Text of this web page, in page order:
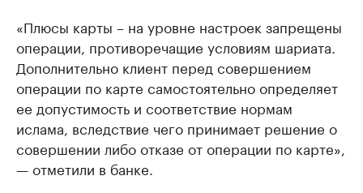
«Плюсы карты – на уровне настроек запрещены
операции, противоречащие условиям шариата.
Дополнительно клиент перед совершением
операции по карте самостоятельно определяет
ее допустимость и соответствие нормам
ислама, вследствие чего принимает решение о
совершении либо отказе от операции по карте»,
— отметили в банке.